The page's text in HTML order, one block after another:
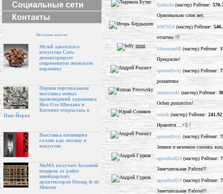
Социальные сети
Контакты
Последние новости
Музей азиатского
искусства Crow
демонстрирует
современную японскую
керамику
Первая персональная
выставка новых
произведений художника
Яна-Оле Шимана в
Касмине открылась в
Нью-Йорке
Выставка посвящена
голове как мотиву в
искусстве
МоМА получает большой
подарок от работ
швейцарских
архитекторов Herzog & de
Meuron
ljudmila (мастер) Рейтинг:
Оригинально слов нет.
lt987654 (мастер) Рейтинг:
отлично !!!
Shturman68 (мастер) Рейтинг:
Прекрасно!
spravedlivyj (мастер) Рейтинг:
романтика
razumovski (мастер) Рейтинг:
Ochen ponravilos!
sotnik (мастер) Рейтинг: 241.92
Нравится....+5 !
spravedlivyj (мастер) Рейтинг:
Земное и неземное слились
agoudkoff24 (мастер) Рейтинг:
Замечательная Работа!!!
agoudkoff24 (мастер) Рейтинг:
Замечательная Работа!!!